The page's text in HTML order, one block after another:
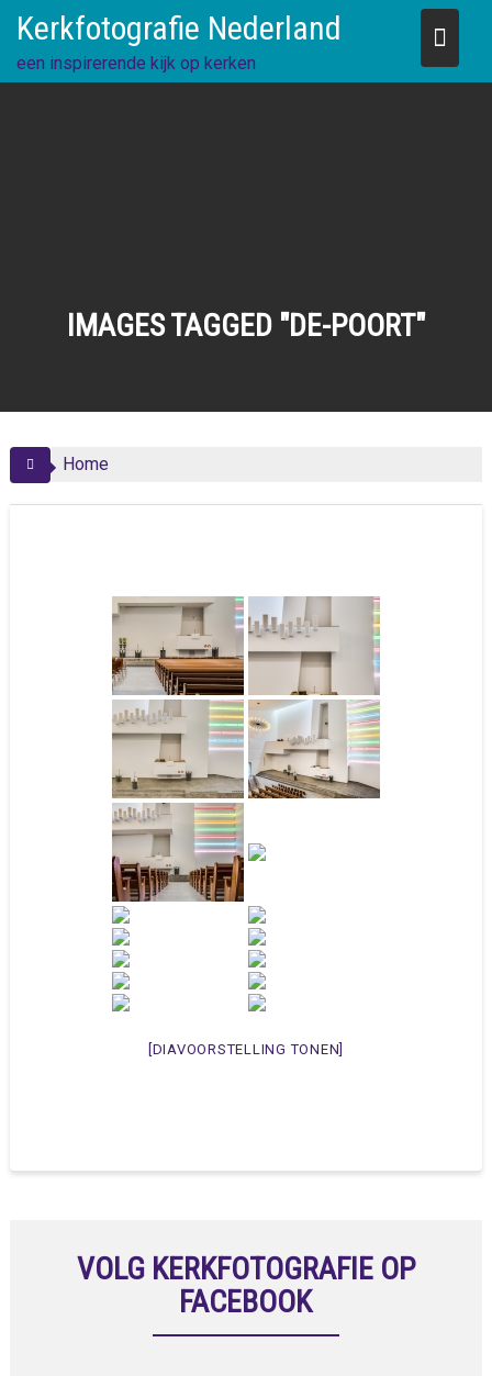
content
Kerkfotografie Nederland
een inspirerende kijk op kerken
IMAGES TAGGED "DE-POORT"
Home
[DIAVOORSTELLING TONEN]
VOLG KERKFOTOGRAFIE OP
FACEBOOK